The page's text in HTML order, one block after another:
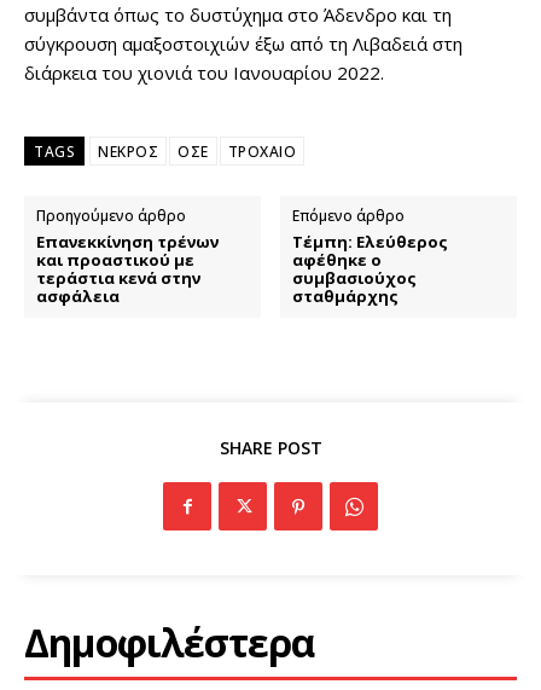
συμβάντα όπως το δυστύχημα στο Άδενδρο και τη
σύγκρουση αμαξοστοιχιών έξω από τη Λιβαδειά στη
διάρκεια του χιονιά του Ιανουαρίου 2022.
TAGS ΝΕΚΡΟΣ ΟΣΕ ΤΡΟΧΑΙΟ
Προηγούμενο άρθρο
Επανεκκίνηση τρένων
και προαστικού με
τεράστια κενά στην
ασφάλεια
Επόμενο άρθρο
Τέμπη: Ελεύθερος
αφέθηκε ο
συμβασιούχος
σταθμάρχης
SHARE POST
Δημοφιλέστερα